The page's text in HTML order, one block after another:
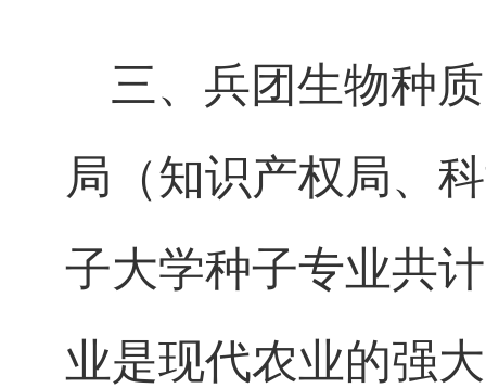
三、兵团生物种
局（知识产权局、
子大学种子专业共计
业是现代农业的强